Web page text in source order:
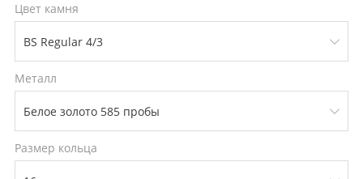
Цвет камня
Металл
Размер кольца